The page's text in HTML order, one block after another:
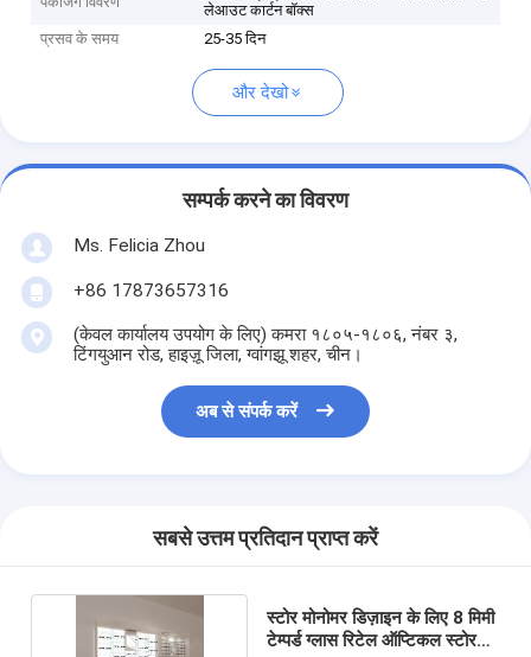
लेआउट कार्टन बॉक्स
प्रसव के समय
25-35 दिन
और देखो
सम्पर्क करने का विवरण
Ms. Felicia Zhou
+86 17873657316
(केवल कार्यालय उपयोग के लिए) कमरा १८०५-१८०६, नंबर ३,
टिंगयुआन रोड, हाइज़ू जिला, ग्वांगझू शहर, चीन।
अब से संपर्क करें
सबसे उत्तम प्रतिदान प्राप्त करें
स्टोर मोनोमर डिज़ाइन के लिए 8 मिमी
टेम्पर्ड ग्लास रिटेल ऑप्टिकल स्टोर